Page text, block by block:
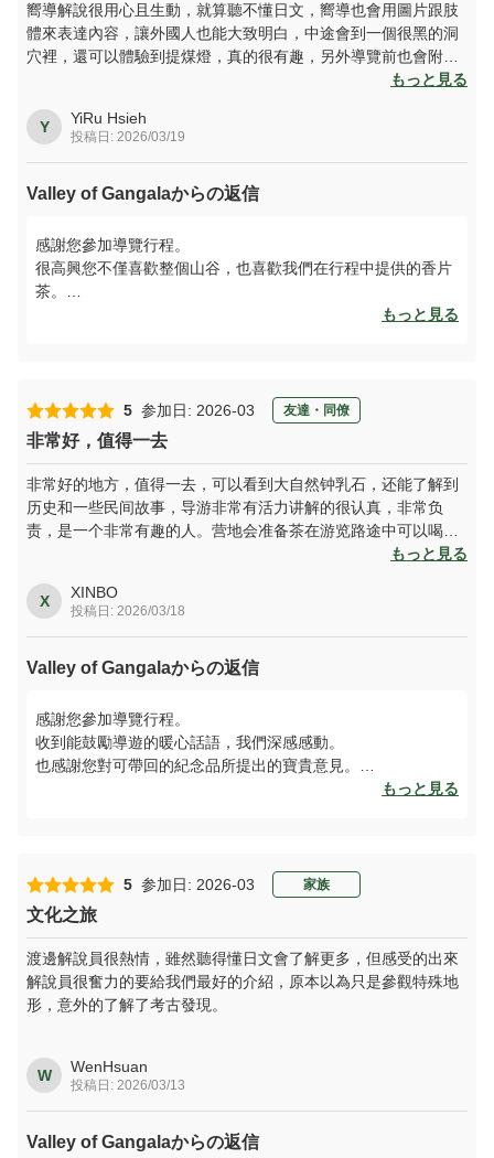
嚮導解說很用心且生動，就算聽不懂日文，嚮導也會用圖片跟肢
體來表達內容，讓外國人也能大致明白，中途會到一個很黑的洞
穴裡，還可以體驗到提煤燈，真的很有趣，另外導覽前也會附給
每個人一壺好喝不澀的無糖去冰烏龍茶，不用怕走久了會口渴缺
もっと見る
Y YiRu Hsieh
投稿日: 2026/03/19
Valley of Gangalaからの返信
感謝您參加導覽行程。
很高興您不僅喜歡整個山谷，也喜歡我們在行程中提供的香片
茶。
歡迎您下次再來沖繩，也再次造訪Gangala之谷！！
ただきうれしいです。 ぜひ、また沖縄に、ガンガラーの谷に
おこしいただけますと幸いです。
もっと見る
5 参加日: 2026-03 友達・同僚
非常好，值得一去
非常好的地方，值得一去，可以看到大自然钟乳石，还能了解到
历史和一些民间故事，导游非常有活力讲解的很认真，非常负
责，是一个非常有趣的人。营地会准备茶在游览路途中可以喝。
美中不足的地方就是没有纪念品，希望以后能制作一些纪念品，
もっと見る
X XINBO
投稿日: 2026/03/18
Valley of Gangalaからの返信
感謝您參加導覽行程。
收到能鼓勵導遊的暖心話語，我們深感感動。
也感謝您對可帶回的紀念品所提出的寶貴意見。
目前我們有明信片與團扇等商品，但可能不太顯眼。
ガイドツアーにご参加いただきありがとうございます。 ガイ
ドの励みになるお言葉に感激です。 みなさんがお持ち帰りで
きるお土産についてのご意見もありがとうございます。 現
在、ポストカードやうちわなどはありますが、あまり目立た
なかったかもしれません。 お土産の展示方法についても見直
もっと見る
5 参加日: 2026-03 家族
文化之旅
渡邊解說員很熱情，雖然聽得懂日文會了解更多，但感受的出來
解說員很奮力的要給我們最好的介紹，原本以為只是參觀特殊地
形，意外的了解了考古發現。
W WenHsuan
投稿日: 2026/03/13
Valley of Gangalaからの返信